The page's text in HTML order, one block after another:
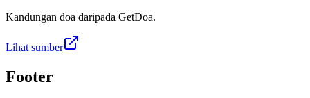
Kandungan doa daripada GetDoa.
Lihat sumber
Footer